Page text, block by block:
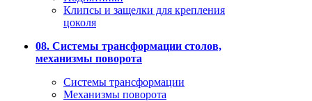
Клипсы и защелки для крепления
цоколя
08. Системы трансформации столов,
механизмы поворота
Системы трансформации
Механизмы поворота